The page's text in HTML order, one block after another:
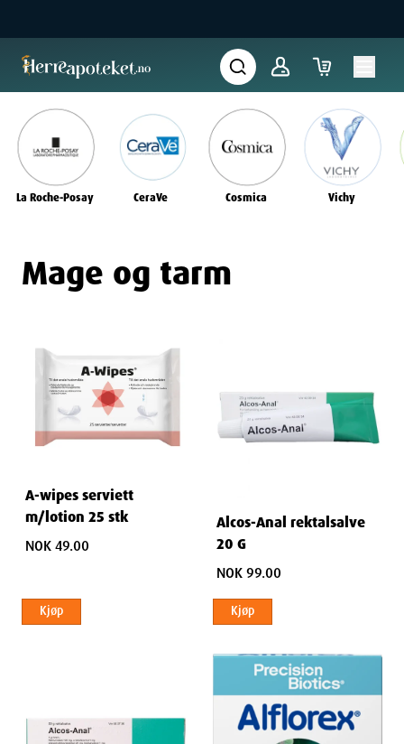
La Roche-Posay CeraVe Cosmica Vichy
Mage og tarm
A-wipes serviett
m/lotion 25 stk
NOK 49.00
Kjøp
Alcos-Anal rektalsalve
20 G
NOK 99.00
Kjøp